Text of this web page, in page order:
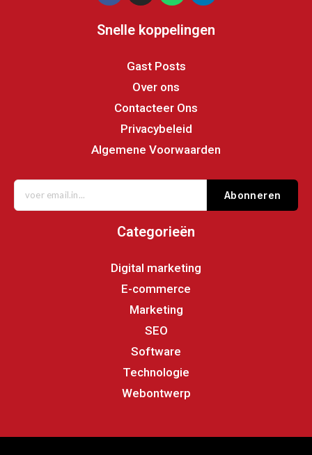
Snelle koppelingen
Gast Posts
Over ons
Contacteer Ons
Privacybeleid
Algemene Voorwaarden
Abonneren
Categorieën
Digital marketing
E-commerce
Marketing
SEO
Software
Technologie
Webontwerp